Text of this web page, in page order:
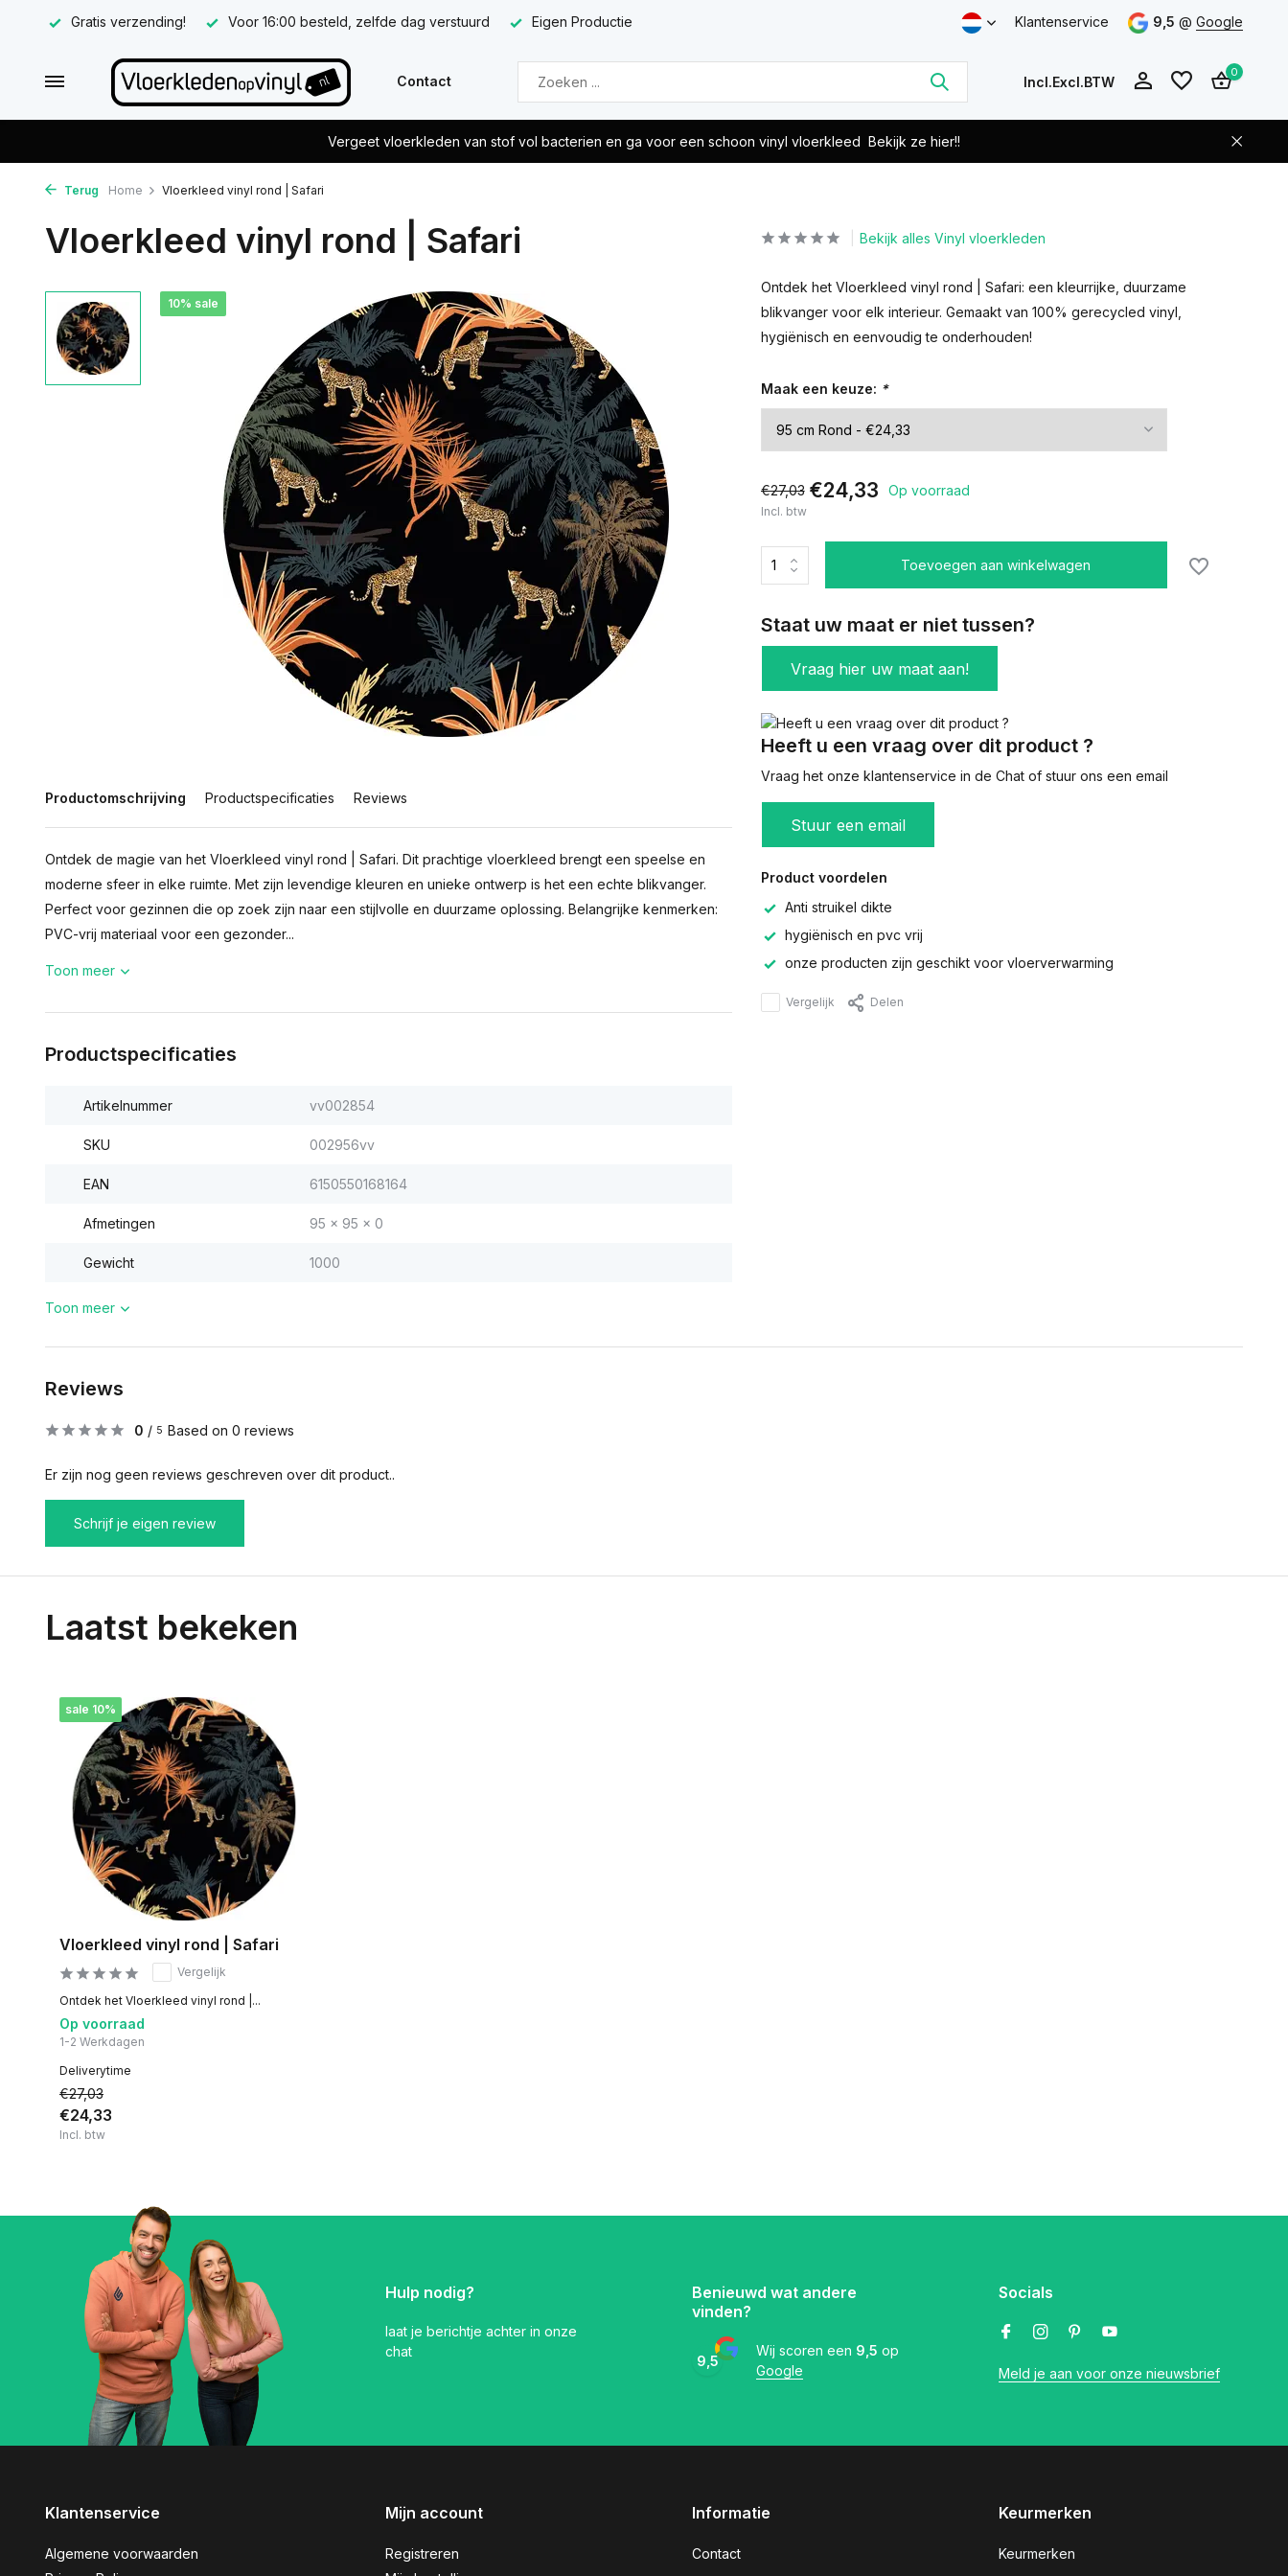
Gratis verzending! Voor 16:00 besteld, zelfde dag verstuurd Eigen Productie Klantenservice 9,5 @ Google
Contact Incl.Excl.BTW
aanmaken
0
Vergeet vloerkleden van stof vol bacterien en ga voor een schoon vinyl vloerkleed Bekijk ze hier!!
Terug Home Vloerkleed vinyl rond | Safari
Vloerkleed vinyl rond | Safari
10% sale
Productomschrijving Productspecificaties Reviews
Ontdek de magie van het Vloerkleed vinyl rond | Safari. Dit prachtige vloerkleed brengt een speelse en
moderne sfeer in elke ruimte. Met zijn levendige kleuren en unieke ontwerp is het een echte blikvanger.
Perfect voor gezinnen die op zoek zijn naar een stijlvolle en duurzame oplossing. Belangrijke kenmerken:
PVC-vrij materiaal voor een gezonder...
Toon meer
Productspecificaties
Artikelnummer vv002854
SKU 002956vv
EAN 6150550168164
Afmetingen 95 x 95 x 0
Gewicht 1000
Toon meer
Bekijk alles Vinyl vloerkleden
Ontdek het Vloerkleed vinyl rond | Safari: een kleurrijke, duurzame
blikvanger voor elk interieur. Gemaakt van 100% gerecycled vinyl,
hygiënisch en eenvoudig te onderhouden!
Maak een keuze: *
€27,03 €24,33 Op voorraad
Incl. btw
Toevoegen aan winkelwagen
Staat uw maat er niet tussen?
Vraag hier uw maat aan!
Heeft u een vraag over dit product ?
Vraag het onze klantenservice in de Chat of stuur ons een email
Stuur een email
Product voordelen
Anti struikel dikte
hygiënisch en pvc vrij
onze producten zijn geschikt voor vloerverwarming
Vergelijk Delen
Reviews
0 / 5 Based on 0 reviews
Er zijn nog geen reviews geschreven over dit product..
Schrijf je eigen review
Laatst bekeken
sale 10%
Vloerkleed vinyl rond | Safari
Vergelijk
Ontdek het Vloerkleed vinyl rond |...
Op voorraad
1-2 Werkdagen
Deliverytime
€27,03
€24,33
Incl. btw
Hulp nodig?
laat je berichtje achter in onze
chat
Benieuwd wat andere
vinden?
9,5
Wij scoren een 9,5 op
Google
Socials
Meld je aan voor onze nieuwsbrief
Klantenservice
Algemene voorwaarden
Mijn account
Registreren
Informatie
Contact
Keurmerken
Keurmerken